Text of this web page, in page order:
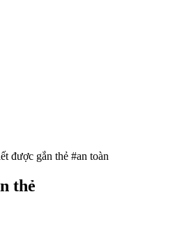
được gắn thẻ #an toàn
thẻ